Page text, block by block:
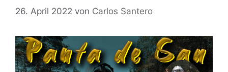
26. April 2022 von Carlos Santero